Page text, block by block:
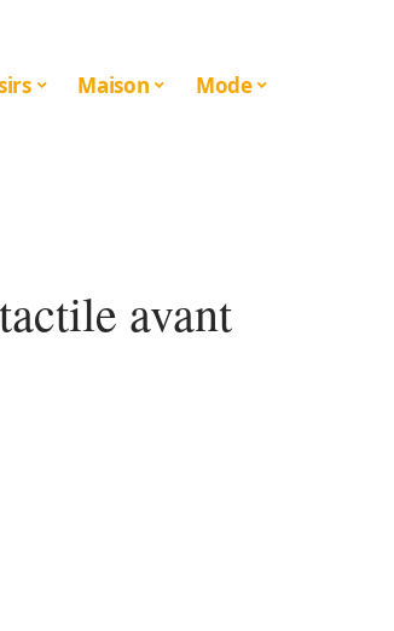
Maison Mode
avant